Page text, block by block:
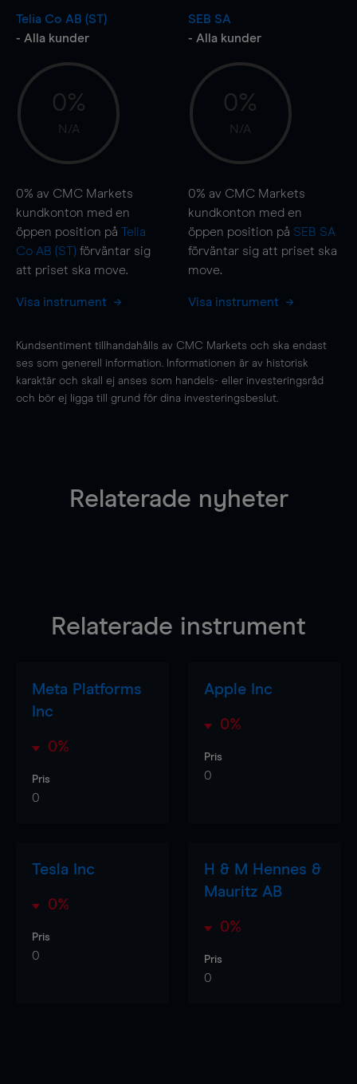
Telia Co AB (ST)
- Alla kunder
0%
N/A
0% av CMC Markets
kundkonton med en
öppen position på Telia
Co AB (ST) förväntar sig
att priset ska move.
Visa instrument
SEB SA
- Alla kunder
0%
N/A
0% av CMC Markets
kundkonton med en
öppen position på SEB SA
förväntar sig att priset ska
move.
Visa instrument
Kundsentiment tillhandahålls av CMC Markets och ska endast
ses som generell information. Informationen är av historisk
karaktär och skall ej anses som handels- eller investeringsråd
och bör ej ligga till grund för dina investeringsbeslut.
Relaterade nyheter
Relaterade instrument
Meta Platforms
Inc
0%
Pris
0
Apple Inc
0%
Pris
0
Tesla Inc
0%
Pris
0
H & M Hennes &
Mauritz AB
0%
Pris
0